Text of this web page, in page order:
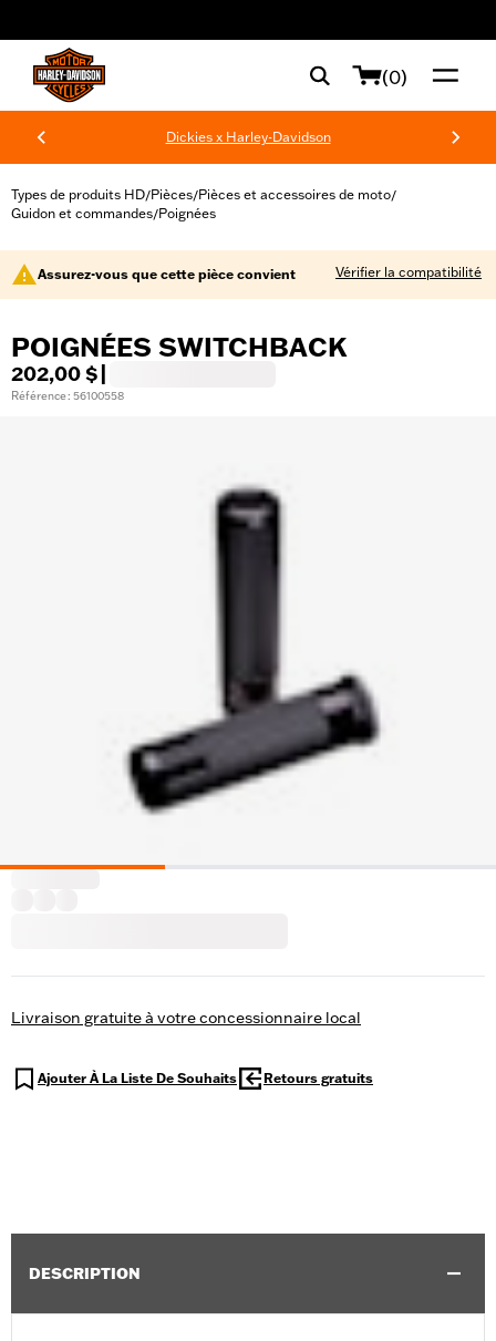
(0)
Dickies x Harley-Davidson
Types de produits HD/Pièces/Pièces et accessoires de moto/
Guidon et commandes/Poignées
Assurez-vous que cette pièce convient Vérifier la compatibilité
POIGNÉES SWITCHBACK
202,00 $
Référence : 56100558
Livraison gratuite à votre concessionnaire local
Ajouter À La Liste De Souhaits Retours gratuits
DESCRIPTION